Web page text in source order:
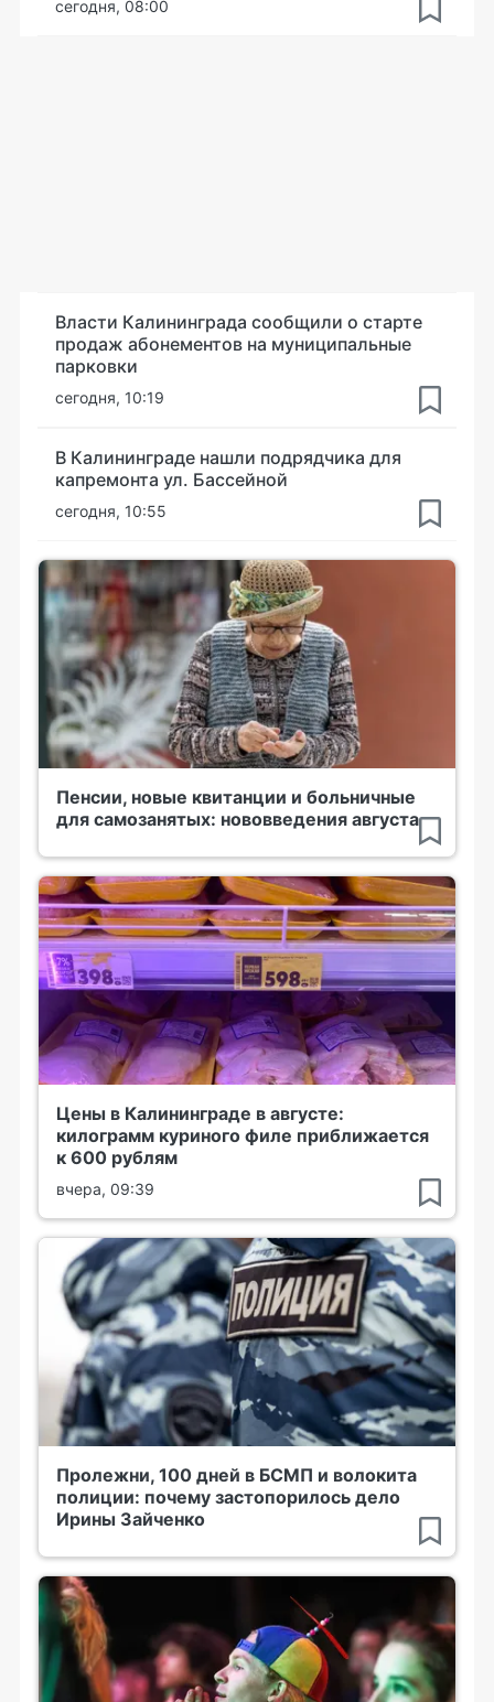
сегодня, 08:00
Власти Калининграда сообщили о старте
продаж абонементов на муниципальные
парковки
сегодня, 10:19
В Калининграде нашли подрядчика для
капремонта ул. Бассейной
сегодня, 10:55
Пенсии, новые квитанции и больничные
для самозанятых: нововведения августа
Цены в Калининграде в августе:
килограмм куриного филе приближается
к 600 рублям
вчера, 09:39
Пролежни, 100 дней в БСМП и волокита
полиции: почему застопорилось дело
Ирины Зайченко